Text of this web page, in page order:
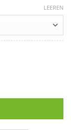
LEEREN